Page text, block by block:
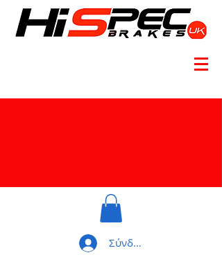
Σύνδεση